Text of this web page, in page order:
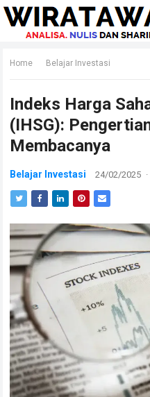
Home Belajar Investasi
Indeks Harga
(IHSG):
Membacanya
Belajar Investasi 24/02/2025 ·